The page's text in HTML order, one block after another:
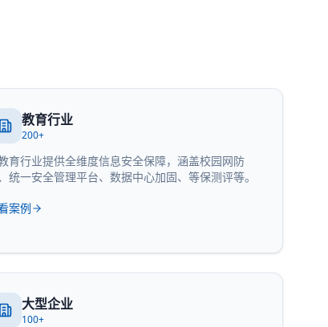
教育行业
200+
育行业提供全维度信息安全保障，涵盖校园网防
统一安全管理平台、数据中心加固、等保测评等。
案例
大型企业
100+